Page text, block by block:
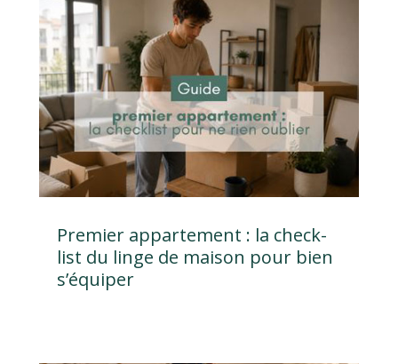
Premier appartement : la check-
list du linge de maison pour bien
s’équiper